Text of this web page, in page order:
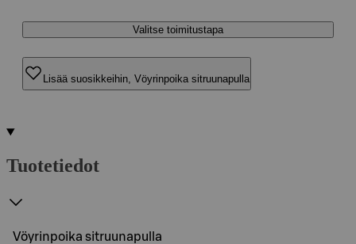
Valitse toimitustapa
Lisää suosikkeihin, Vöyrinpoika sitruunapulla
Tuotetiedot
Vöyrinpoika sitruunapulla